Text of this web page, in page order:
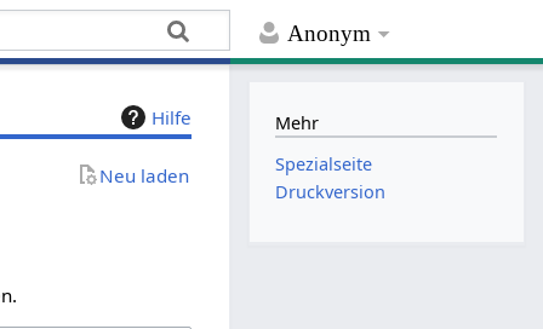
Anonym
Hilfe
Neu laden
Mehr
Spezialseite
Druckversion